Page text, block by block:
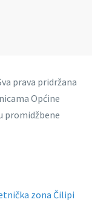
prava pridržana
Općine
promidžbene